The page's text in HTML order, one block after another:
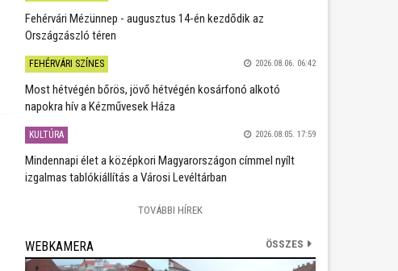
Fehérvári Mézünnep - augusztus 14-én kezdődik az
Országzászló téren
FEHÉRVÁRI SZÍNES 2026.08.06. 06:42
Most hétvégén bőrös, jövő hétvégén kosárfonó alkotó
napokra hív a Kézművesek Háza
KULTÚRA 2026.08.05. 17:59
Mindennapi élet a középkori Magyarországon címmel nyílt
izgalmas tablókiállítás a Városi Levéltárban
TOVÁBBI HÍREK
WEBKAMERA ÖSSZES